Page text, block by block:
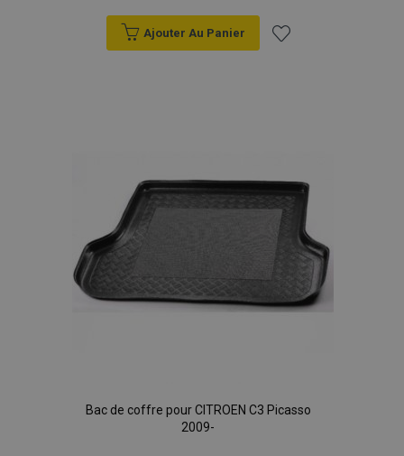
Ajouter Au Panier
Bac de coffre pour CITROEN C3 Picasso
2009-